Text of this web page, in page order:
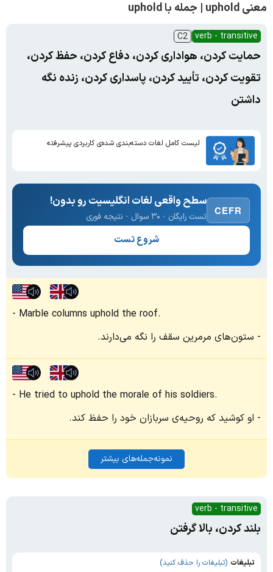
معنی uphold | جمله با uphold
verb - transitive
C2
حمایت کردن، هواداری کردن، دفاع کردن، حفظ کردن،
تقویت کردن، تأیید کردن، پاسداری کردن، زنده نگه
داشتن
لیست کامل لغات دسته‌بندی شده‌ی کاربردی پیشرفته
CEFR
سطح واقعی لغات انگلیسیت رو بدون!
تست رایگان · ۳۰ سوال · نتیجه فوری
شروع تست
Marble columns uphold the roof.
ستون‌های مرمرین سقف را نگه می‌دارند.
He tried to uphold the morale of his soldiers.
او کوشید که روحیه‌ی سربازان خود را حفظ کند.
نمونه‌جمله‌های بیشتر
verb - transitive
بلند کردن، بالا گرفتن
تبلیغات (تبلیغات را حذف کنید)